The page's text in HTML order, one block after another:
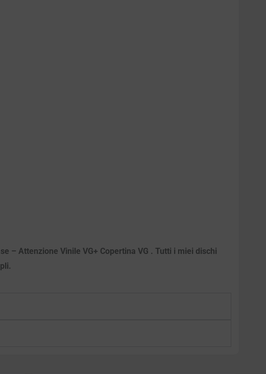
– Attenzione Vinile VG+ Copertina VG . Tutti i miei dischi